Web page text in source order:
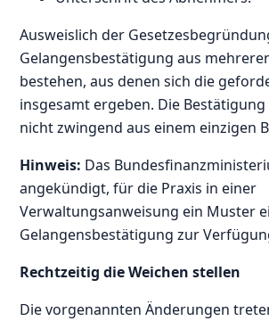
Ausweislich der
Gelangensbestätigung aus
bestehen, aus denen sich die
insgesamt ergeben. Die Bestätigung
nicht zwingend aus einem einzigen
Hinweis: Das
angekündigt, für die Praxis in einer
Verwaltungsanweisung ein Muster
Gelangensbestätigung zur
Rechtzeitig die Weichen stellen
Die vorgenannten Änderungen